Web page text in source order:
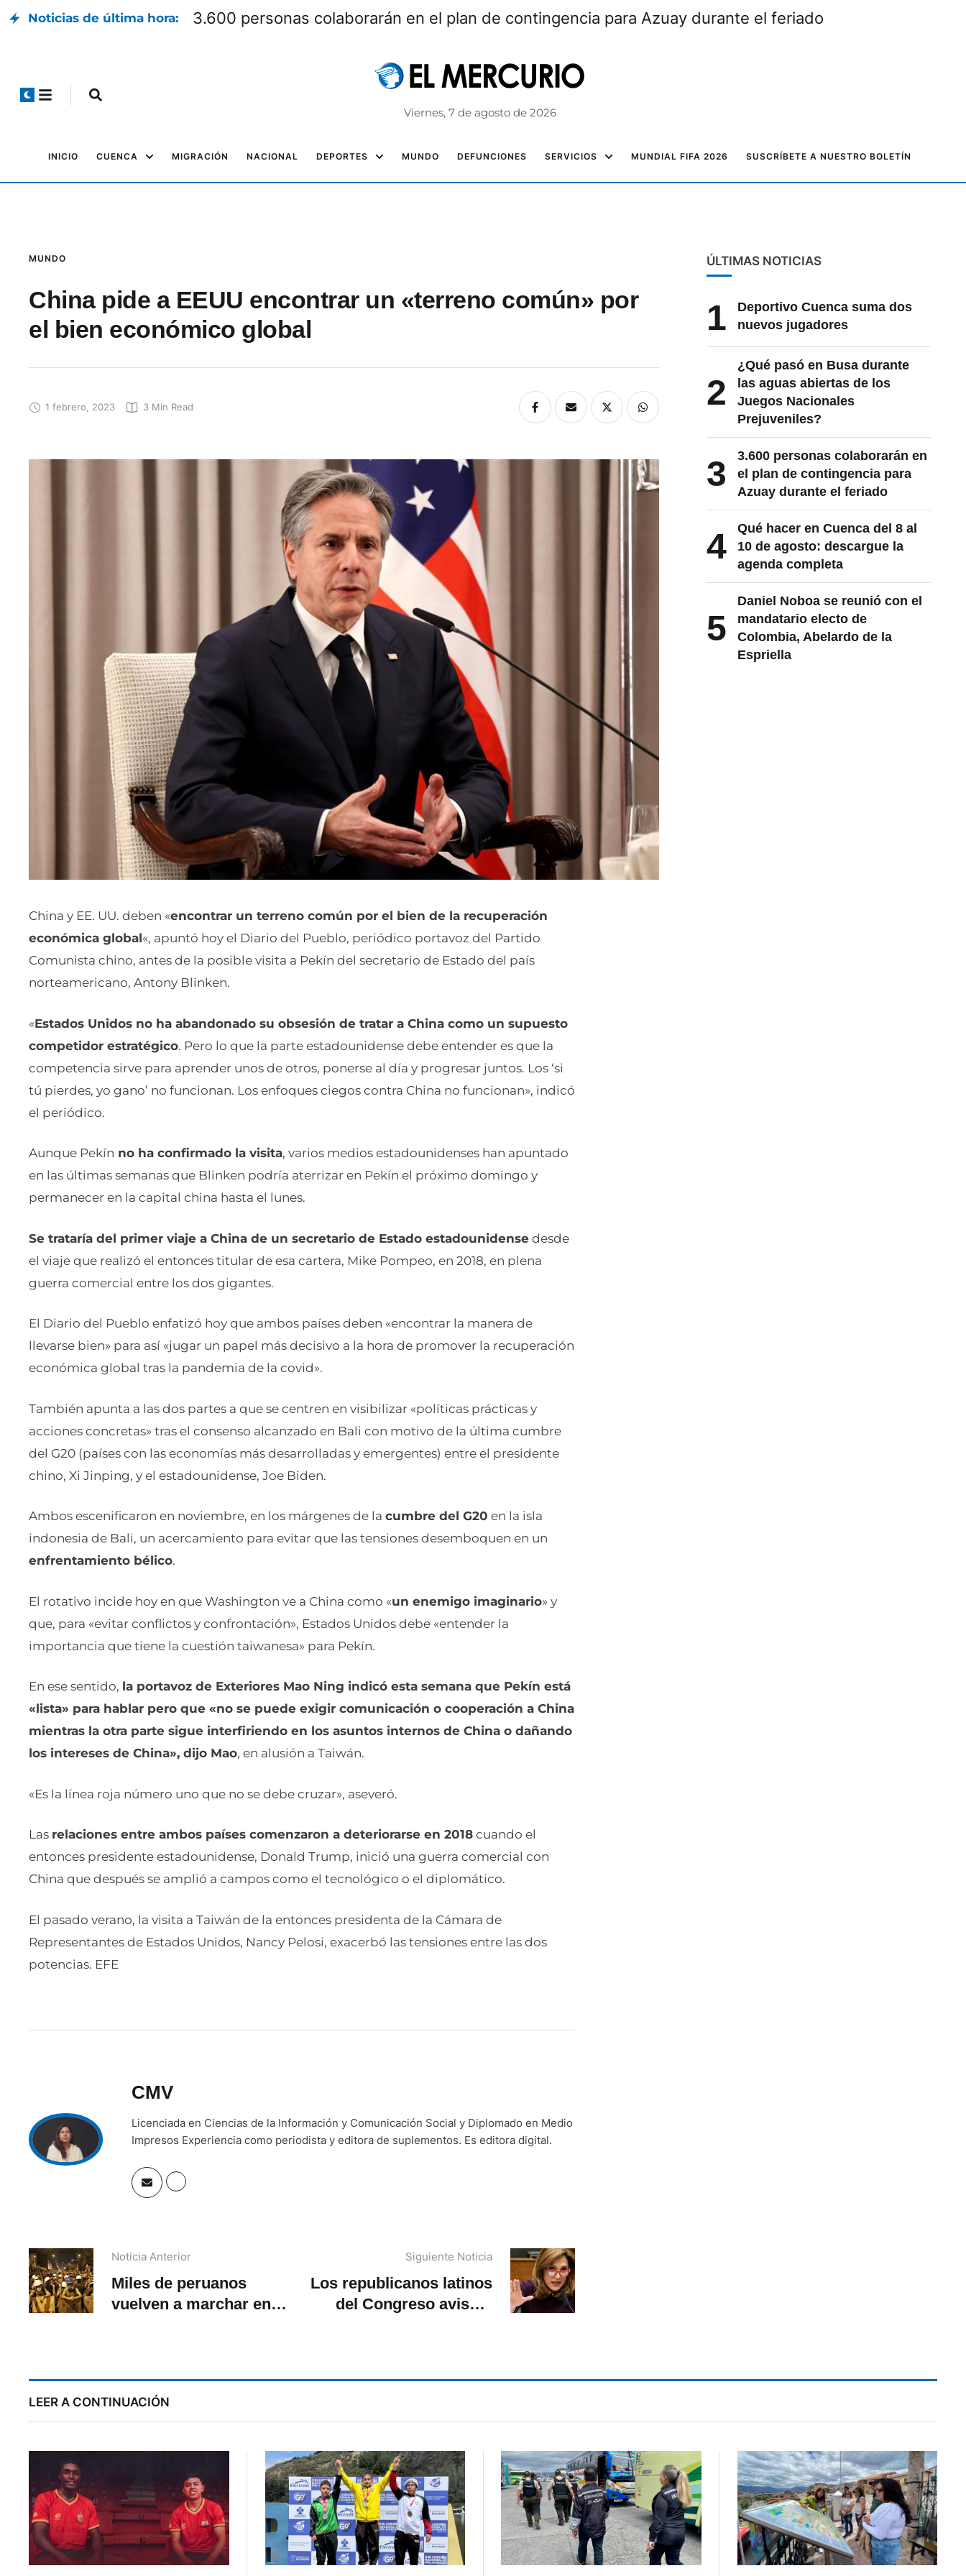
Noticias de última hora: 3.600 personas colaborarán en el plan de contingencia para Azuay durante el feriado
Viernes, 7 de agosto de 2026
INICIO CUENCA MIGRACIÓN NACIONAL DEPORTES MUNDO DEFUNCIONES SERVICIOS MUNDIAL FIFA 2026 SUSCRÍBETE A NUESTRO BOLETÍN
MUNDO
China pide a EEUU encontrar un «terreno común» por
el bien económico global
1 febrero, 2023 3 Min Read
China y EE. UU. deben «encontrar un terreno común por el bien de la recuperación
económica global«, apuntó hoy el Diario del Pueblo, periódico portavoz del Partido
Comunista chino, antes de la posible visita a Pekín del secretario de Estado del país
norteamericano, Antony Blinken.
«Estados Unidos no ha abandonado su obsesión de tratar a China como un supuesto
competidor estratégico. Pero lo que la parte estadounidense debe entender es que la
competencia sirve para aprender unos de otros, ponerse al día y progresar juntos. Los ‘si
tú pierdes, yo gano’ no funcionan. Los enfoques ciegos contra China no funcionan», indicó
el periódico.
Aunque Pekín no ha confirmado la visita, varios medios estadounidenses han apuntado
en las últimas semanas que Blinken podría aterrizar en Pekín el próximo domingo y
permanecer en la capital china hasta el lunes.
Se trataría del primer viaje a China de un secretario de Estado estadounidense desde
el viaje que realizó el entonces titular de esa cartera, Mike Pompeo, en 2018, en plena
guerra comercial entre los dos gigantes.
El Diario del Pueblo enfatizó hoy que ambos países deben «encontrar la manera de
llevarse bien» para así «jugar un papel más decisivo a la hora de promover la recuperación
económica global tras la pandemia de la covid».
También apunta a las dos partes a que se centren en visibilizar «políticas prácticas y
acciones concretas» tras el consenso alcanzado en Bali con motivo de la última cumbre
del G20 (países con las economías más desarrolladas y emergentes) entre el presidente
chino, Xi Jinping, y el estadounidense, Joe Biden.
Ambos escenificaron en noviembre, en los márgenes de la cumbre del G20 en la isla
indonesia de Bali, un acercamiento para evitar que las tensiones desemboquen en un
enfrentamiento bélico.
El rotativo incide hoy en que Washington ve a China como «un enemigo imaginario» y
que, para «evitar conflictos y confrontación», Estados Unidos debe «entender la
importancia que tiene la cuestión taiwanesa» para Pekín.
En ese sentido, la portavoz de Exteriores Mao Ning indicó esta semana que Pekín está
«lista» para hablar pero que «no se puede exigir comunicación o cooperación a China
mientras la otra parte sigue interfiriendo en los asuntos internos de China o dañando
los intereses de China», dijo Mao, en alusión a Taiwán.
«Es la línea roja número uno que no se debe cruzar», aseveró.
Las relaciones entre ambos países comenzaron a deteriorarse en 2018 cuando el
entonces presidente estadounidense, Donald Trump, inició una guerra comercial con
China que después se amplió a campos como el tecnológico o el diplomático.
El pasado verano, la visita a Taiwán de la entonces presidenta de la Cámara de
Representantes de Estados Unidos, Nancy Pelosi, exacerbó las tensiones entre las dos
potencias. EFE
CMV
Licenciada en Ciencias de la Información y Comunicación Social y Diplomado en Medio
Impresos Experiencia como periodista y editora de suplementos. Es editora digital.
Noticia Anterior
Miles de peruanos
vuelven a marchar en
Siguiente Noticia
Los republicanos latinos
del Congreso avisan:
ÚLTIMAS NOTICIAS
1
Deportivo Cuenca suma dos
nuevos jugadores
2
¿Qué pasó en Busa durante
las aguas abiertas de los
Juegos Nacionales
Prejuveniles?
3
3.600 personas colaborarán en
el plan de contingencia para
Azuay durante el feriado
4
Qué hacer en Cuenca del 8 al
10 de agosto: descargue la
agenda completa
5
Daniel Noboa se reunió con el
mandatario electo de
Colombia, Abelardo de la
Espriella
LEER A CONTINUACIÓN